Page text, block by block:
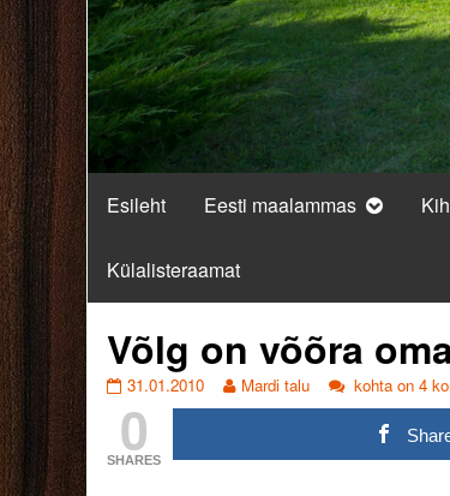
Esileht Eesti maalammas
Külalisteraamat
Võlg on võõra
Võlg
võõra
oma.
published
31.01.2010
Read
more
Mardi talu
Võlg
on
võõra
oma.
kohta on 4
0
SHARES